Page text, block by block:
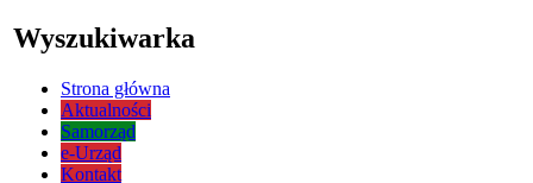
Wyszukiwarka
Strona główna
Aktualności
Samorząd
e-Urząd
Kontakt